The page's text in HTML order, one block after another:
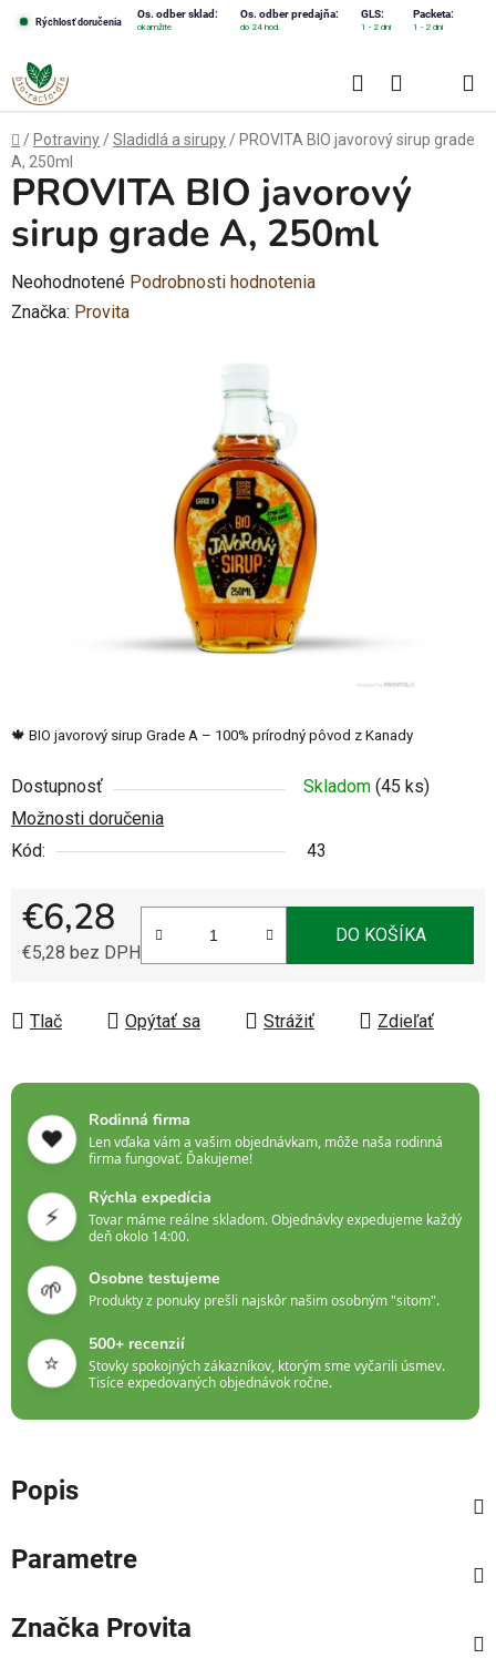
obsah
Rýchlosť doručenia
Os. odber sklad: Os. odber predajňa: GLS: Packeta:
okamžite do 24 hod. 1 - 2 dni 1 - 2 dni
Hľadať
KOŠÍK
Domov
/ Potraviny /Sladidlá a sirupy / PROVITA BIO javorový sirup grade
A, 250ml
🍁 BIO javorový sirup Grade A – 100% prírodný pôvod z Kanady
Dostupnosť Skladom (45 ks)
Možnosti doručenia
Kód:
43
€6,28
€5,28 bez DPH
DO KOŠÍKA
Tlač Opýtať sa Strážiť Zdieľať
PROVITA BIO javorový
sirup grade A, 250ml
Priemerné
hodnotenie
Neohodnotené Podrobnosti hodnotenia
Značka: Provita
❤️
Rodinná firma
Len vďaka vám a vašim objednávkam, môže naša rodinná
firma fungovať. Ďakujeme!
⚡
Rýchla expedícia
Tovar máme reálne skladom. Objednávky expedujeme každý
deň okolo 14:00.
🌱 Osobne testujeme
Produkty z ponuky prešli najskôr našim osobným "sitom".
⭐
500+ recenzií
Stovky spokojných zákazníkov, ktorým sme vyčarili úsmev.
Tisíce expedovaných objednávok ročne.
Popis
Parametre
Značka Provita